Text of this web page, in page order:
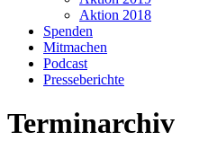
Aktion 2018
Spenden
Mitmachen
Podcast
Presseberichte
Terminarchiv